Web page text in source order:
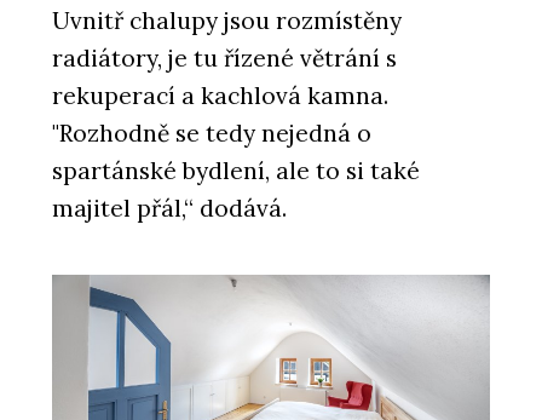
Uvnitř chalupy jsou rozmístěny
radiátory, je tu řízené větrání s
rekuperací a kachlová kamna.
"Rozhodně se tedy nejedná o
spartánské bydlení, ale to si také
majitel přál,“ dodává.